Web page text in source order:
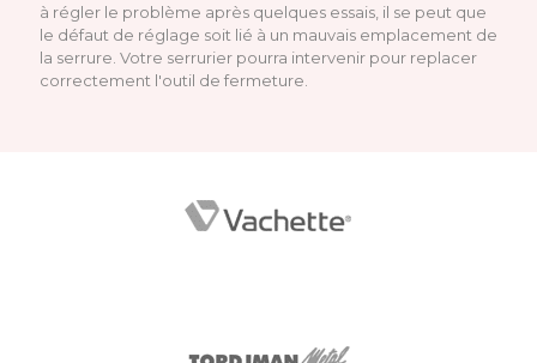
à régler le problème après quelques essais, il se peut que
le défaut de réglage soit lié à un mauvais emplacement de
la serrure. Votre serrurier pourra intervenir pour replacer
correctement l'outil de fermeture.